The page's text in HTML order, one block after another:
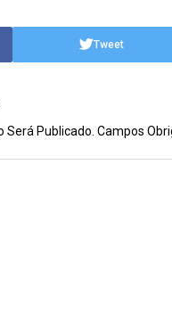
Tweet
Será Publicado. Campos